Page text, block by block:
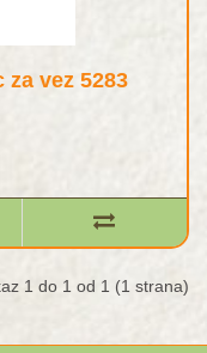
za vez 5283
1 do 1 od 1 (1 strana)